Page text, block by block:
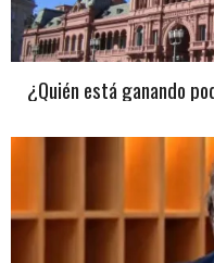
¿Quién está ganando